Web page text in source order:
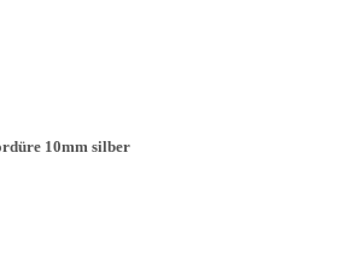
10mm silber